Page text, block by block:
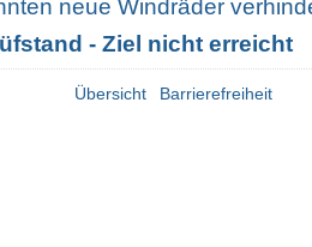
neue Windräder
- Ziel nicht erreicht
Übersicht Barrierefreiheit